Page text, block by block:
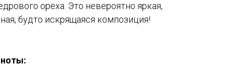
ореха. Это невероятно яркая,
будто искрящаяся композиция!
: